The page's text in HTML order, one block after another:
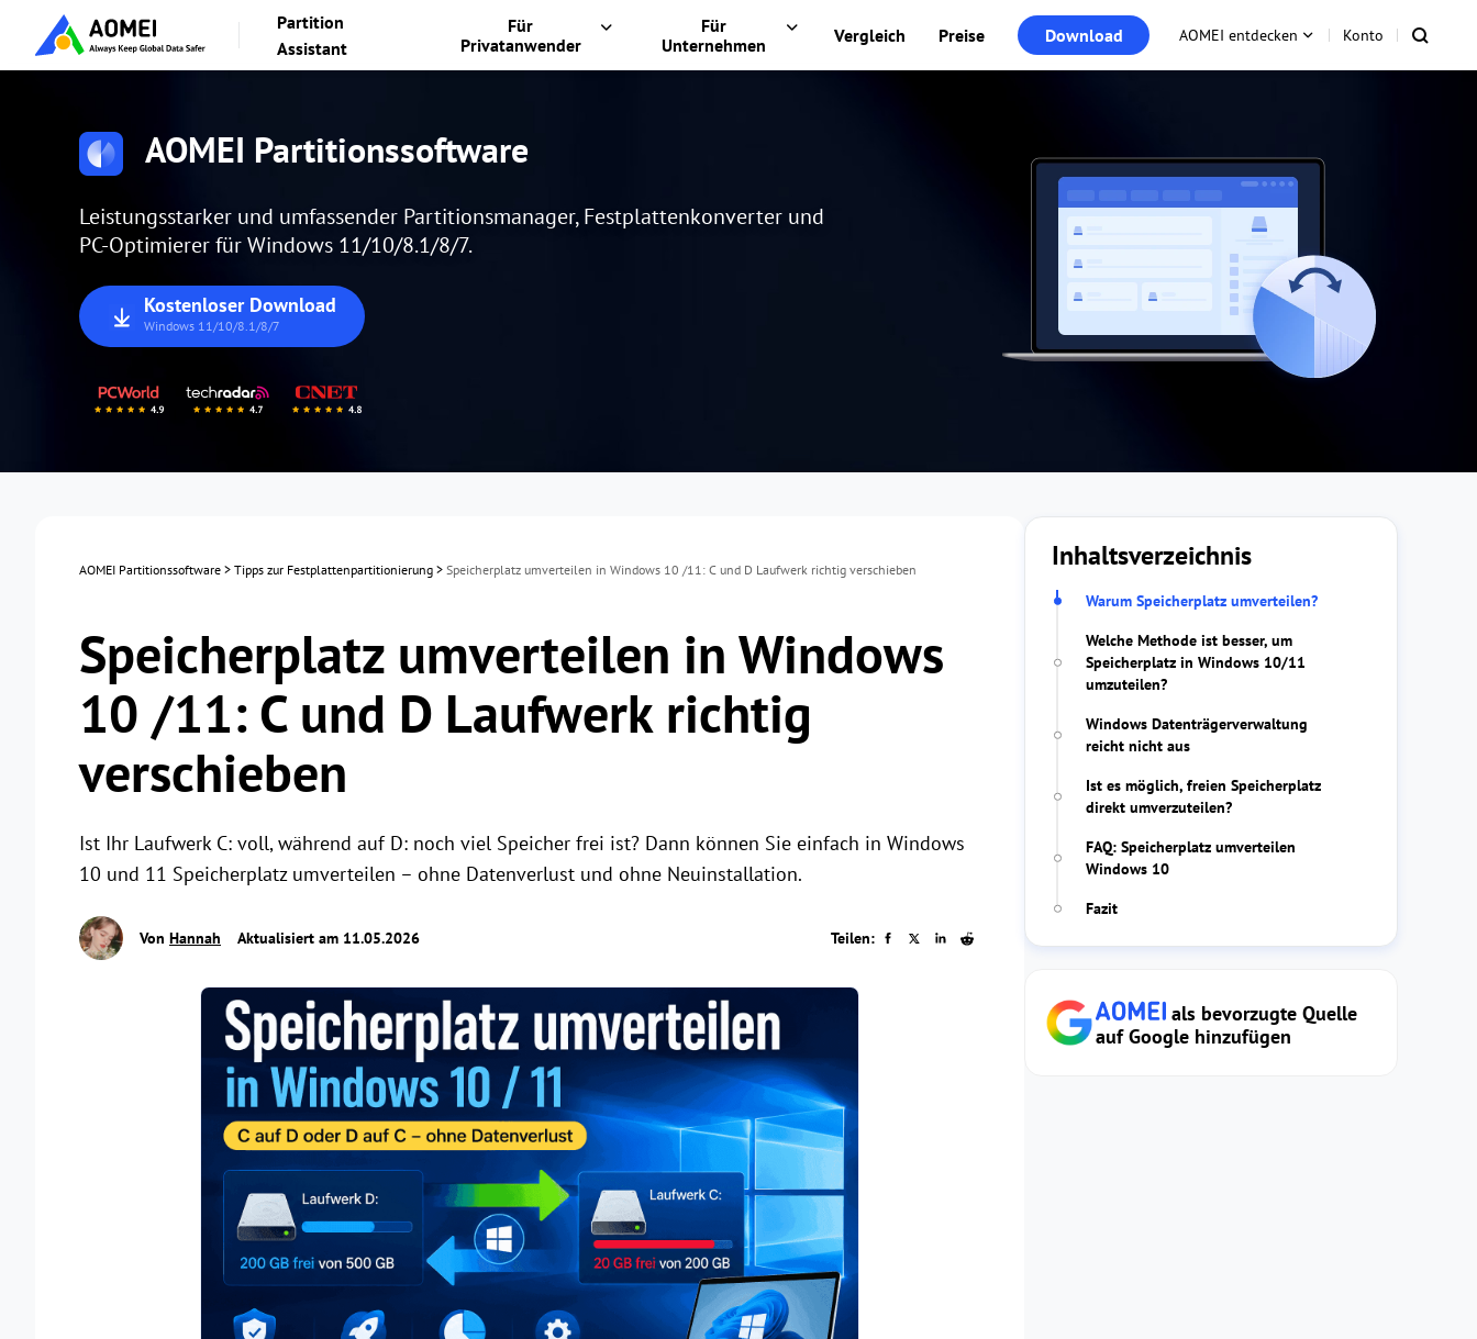
Partition
Assistant
Für
Privatanwender
Für
Unternehmen
Vergleich Preise Download AOMEI entdecken Konto
AOMEI Partitionssoftware
Leistungsstarker und umfassender Partitionsmanager, Festplattenkonverter und
PC-Optimierer für Windows 11/10/8.1/8/7.
Kostenloser Download
Windows 11/10/8.1/8/7
AOMEI Partitionssoftware > Tipps zur Festplattenpartitionierung > Speicherplatz umverteilen in Windows 10 /11: C und D Laufwerk richtig verschieben
Speicherplatz umverteilen in Windows
10 /11: C und D Laufwerk richtig
verschieben
Ist Ihr Laufwerk C: voll, während auf D: noch viel Speicher frei ist? Dann können Sie einfach in Windows
10 und 11 Speicherplatz umverteilen – ohne Datenverlust und ohne Neuinstallation.
Von Hannah Aktualisiert am 11.05.2026 Teilen:
Inhaltsverzeichnis
Warum Speicherplatz umverteilen?
Welche Methode ist besser, um
Speicherplatz in Windows 10/11
umzuteilen?
Windows Datenträgerverwaltung
reicht nicht aus
Ist es möglich, freien Speicherplatz
direkt umverzuteilen?
FAQ: Speicherplatz umverteilen
Windows 10
Fazit
als bevorzugte Quelle
auf Google hinzufügen